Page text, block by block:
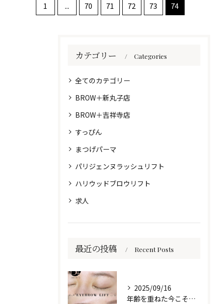
1 ... 70 71 72 73 74
カテゴリー Categories
全てのカテゴリー
BROW＋新丸子店
BROW＋吉祥寺店
すっぴん
まつげパーマ
パリジェンヌラッシュリフト
ハリウッドブロウリフト
求人
最近の投稿 Recent Posts
2025/09/16
年齢を重ねた今こそ、自然な美しさを目元に🌷